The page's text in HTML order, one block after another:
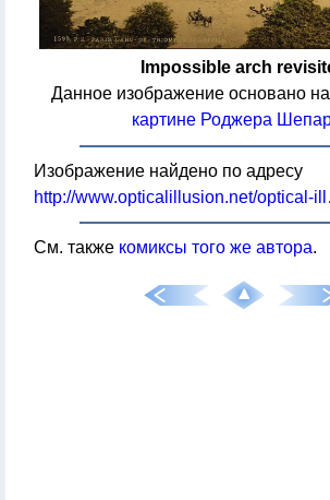
Impossible arch
Данное изображение основано на
картине Роджера
Изображение найдено по адресу
http://
См. также комиксы того же автора.